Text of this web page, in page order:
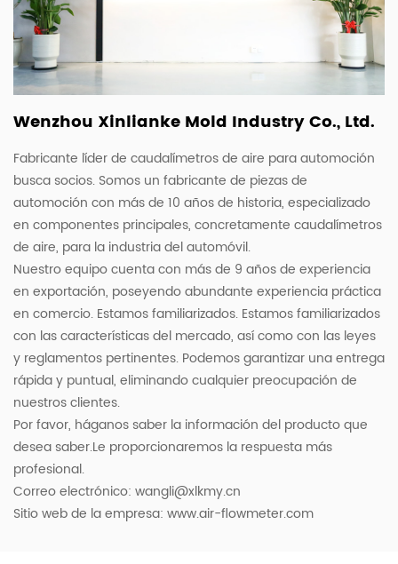
Wenzhou Xinlianke Mold Industry Co., Ltd.
Fabricante líder de caudalímetros de aire para automoción
busca socios. Somos un fabricante de piezas de
automoción con más de 10 años de historia, especializado
en componentes principales, concretamente caudalímetros
de aire, para la industria del automóvil.
Nuestro equipo cuenta con más de 9 años de experiencia
en exportación, poseyendo abundante experiencia práctica
en comercio. Estamos familiarizados. Estamos familiarizados
con las características del mercado, así como con las leyes
y reglamentos pertinentes. Podemos garantizar una entrega
rápida y puntual, eliminando cualquier preocupación de
nuestros clientes.
Por favor, háganos saber la información del producto que
desea saber.Le proporcionaremos la respuesta más
profesional.
Correo electrónico: wangli@xlkmy.cn
Sitio web de la empresa: www.air-flowmeter.com